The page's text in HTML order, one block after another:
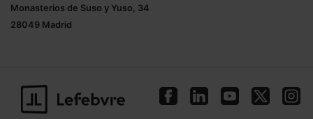
Monasterios de Suso y Yuso, 34
28049 Madrid